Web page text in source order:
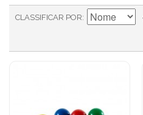
CLASSIFICAR POR